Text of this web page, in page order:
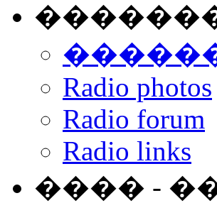
Radio photos
Radio forum
Radio links
���� -